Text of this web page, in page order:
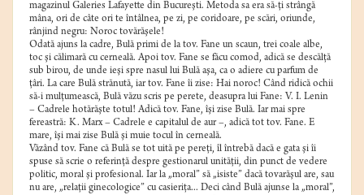
magazinul Galeries Lafayette din Bucureşti. Metoda sa era să-ţi strângă
mâna, ori de câte ori te întâlnea, pe zi, pe coridoare, pe scări, oriunde,
rânjind negru: Noroc tovărăşele!
Odată ajuns la cadre, Bulă primi de la tov. Fane un scaun, trei coale albe,
toc şi călimară cu cerneală. Apoi tov. Fane se făcu comod, adică se descălţă
sub birou, de unde ieşi spre nasul lui Bulă aşa, ca o adiere cu parfum de
ţâri. La care Bulă strănută, iar tov. Fane îi zise: Hai noroc! Când ridică ochii
să-i mulţumească, Bulă văzu scris pe perete, deasupra lui Fane: V. I. Lenin
– Cadrele hotărăşte totul! Adică tov. Fane, îşi zise Bulă. Iar mai spre
fereastră: K. Marx – Cadrele e capitalul de aur –, adică tot tov. Fane. E
mare, îşi mai zise Bulă şi muie tocul în cerneală.
Văzând tov. Fane că Bulă se tot uită pe pereţi, îl întrebă dacă e gata şi îi
spuse să scrie o referinţă despre gestionarul unităţii, din punct de vedere
politic, moral şi profesional. Iar la „moral” să „isiste” dacă tovarăşul are, sau
nu are, „relaţii ginecologice” cu casieriţa... Deci când Bulă ajunse la „moral”,